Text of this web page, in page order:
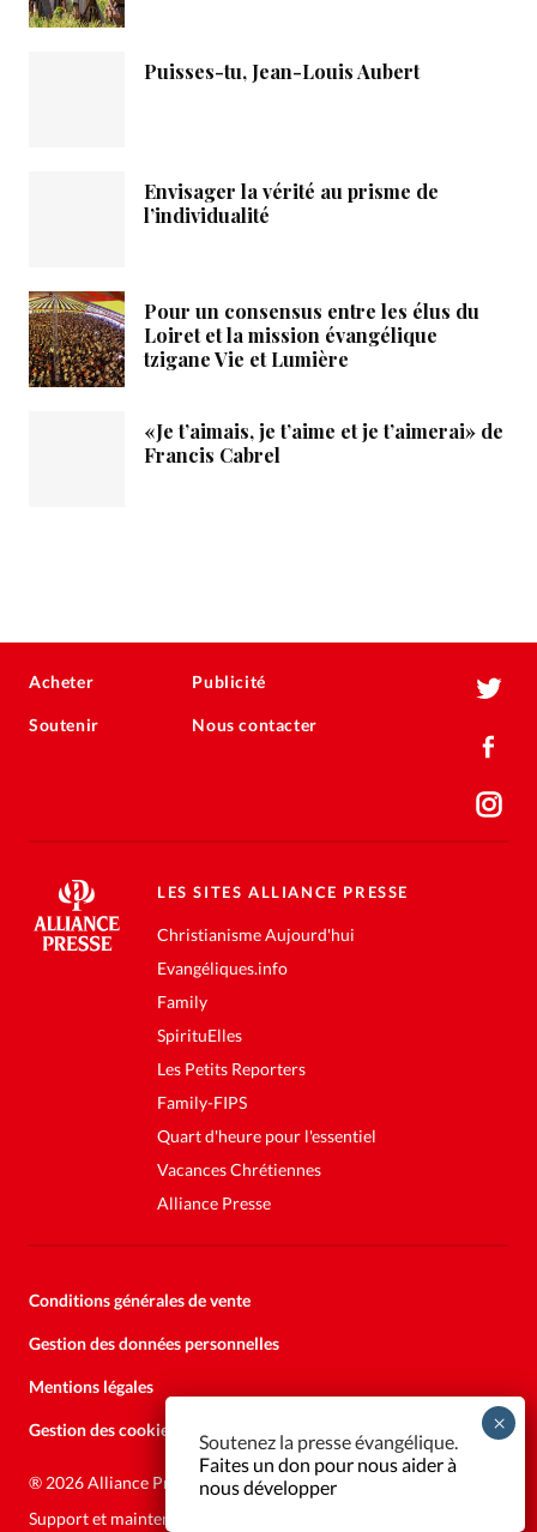
Puisses-tu, Jean-Louis Aubert
Envisager la vérité au prisme de
l’individualité
Pour un consensus entre les élus du
Loiret et la mission évangélique
tzigane Vie et Lumière
«Je t’aimais, je t’aime et je t’aimerai» de
Francis Cabrel
Acheter
Soutenir
Publicité
Nous contacter
LES SITES ALLIANCE PRESSE
Christianisme Aujourd'hui
Evangéliques.info
Family
SpirituElles
Les Petits Reporters
Family-FIPS
Quart d'heure pour l'essentiel
Vacances Chrétiennes
Alliance Presse
Conditions générales de vente
Gestion des données personnelles
Mentions légales
Gestion des cookies
® 2026 Alliance Presse
Support et maintenance:
Soutenez la presse évangélique.
Faites un don pour nous aider à
nous développer